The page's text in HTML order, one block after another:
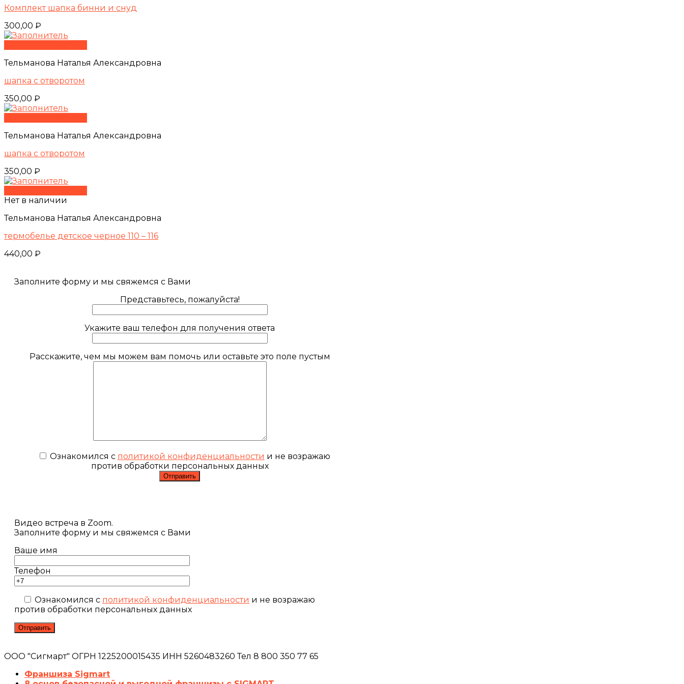
Комплект шапка бинни и снуд
300,00 ₽
Тельманова Наталья Александровна
шапка с отворотом
350,00 ₽
Тельманова Наталья Александровна
шапка с отворотом
350,00 ₽
Нет в наличии
Тельманова Наталья Александровна
термобелье детское черное 110 – 116
440,00 ₽
Заполните форму и мы свяжемся с Вами
Представьтесь, пожалуйста!
Укажите ваш телефон для получения ответа
Расскажите, чем мы можем вам помочь или оставьте это поле пустым
Ознакомился с политикой конфиденциальности и не возражаю
против обработки персональных данных
Видео встреча в Zoom.
Заполните форму и мы свяжемся с Вами
Ваше имя
Телефон
Ознакомился с политикой конфиденциальности и не возражаю
против обработки персональных данных
ООО "Сигмарт" ОГРН 1225200015435 ИНН 5260483260 Тел 8 800 350 77 65
Франшиза Sigmart